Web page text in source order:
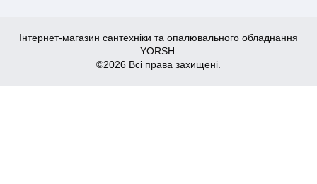
Інтернет-магазин сантехніки та опалювального обладнання
YORSH.
©2026 Всі права захищені.